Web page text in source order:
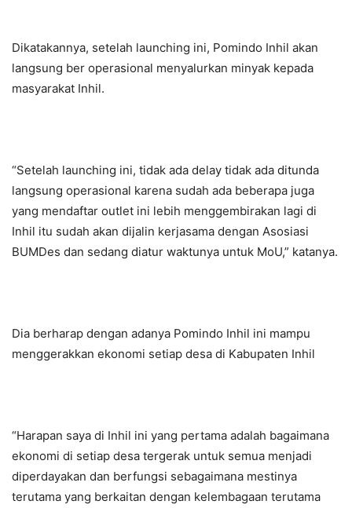
Dikatakannya, setelah launching ini, Pomindo Inhil akan
langsung ber operasional menyalurkan minyak kepada
masyarakat Inhil.
“Setelah launching ini, tidak ada delay tidak ada ditunda
langsung operasional karena sudah ada beberapa juga
yang mendaftar outlet ini lebih menggembirakan lagi di
Inhil itu sudah akan dijalin kerjasama dengan Asosiasi
BUMDes dan sedang diatur waktunya untuk MoU,” katanya.
Dia berharap dengan adanya Pomindo Inhil ini mampu
menggerakkan ekonomi setiap desa di Kabupaten Inhil
“Harapan saya di Inhil ini yang pertama adalah bagaimana
ekonomi di setiap desa tergerak untuk semua menjadi
diperdayakan dan berfungsi sebagaimana mestinya
terutama yang berkaitan dengan kelembagaan terutama